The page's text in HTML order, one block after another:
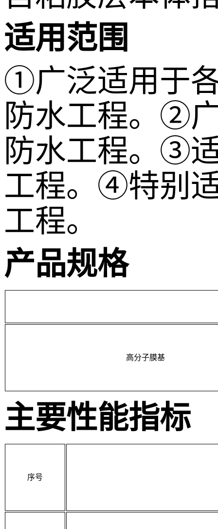
适用范围
①广泛适用于
防水工程。②
防水工程。③
工程。④特别
工程。
产品规格
高分子膜基
主要性能指标
序号